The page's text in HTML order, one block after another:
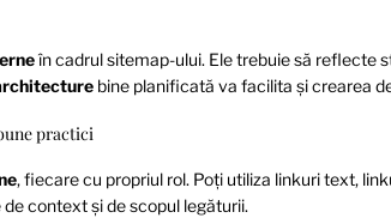
în cadrul sitemap-ului. Ele trebuie să reflecte
bine planificată va facilita și crearea
practici
, fiecare cu propriul rol. Poți utiliza linkuri text,
context și de scopul legăturii.